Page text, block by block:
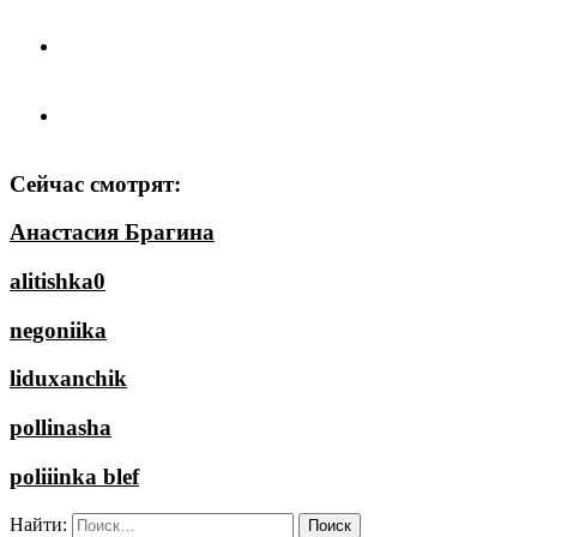
Сейчас смотрят:
Анастасия Брагина
alitishka0
negoniika
liduxanchik
pollinasha
poliiinka blef
Найти: